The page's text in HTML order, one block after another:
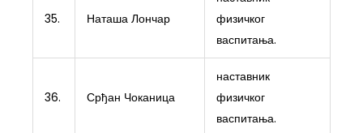
35. Наташа Лончар
физичког
васпитања.
36. Срђан Чоканица
наставник
физичког
васпитања.